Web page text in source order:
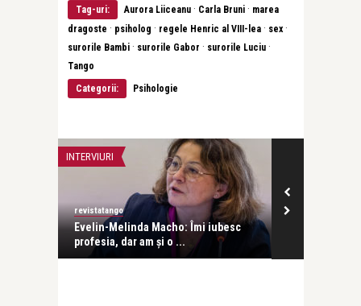
Tag-uri: Aurora Liiceanu · Carla Bruni · marea
dragoste · psiholog · regele Henric al VIII-lea · sex ·
surorile Bambi · surorile Gabor · surorile Luciu ·
Tango
Categorii:
Psihologie
INTERVIURI
revistatango
Evelin-Melinda Macho: Îmi iubesc
profesia, dar am și o ...